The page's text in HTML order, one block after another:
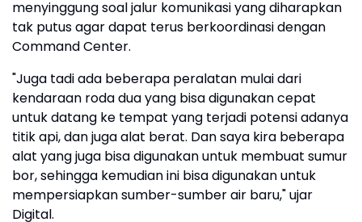
menyinggung soal jalur komunikasi yang diharapkan
tak putus agar dapat terus berkoordinasi dengan
Command Center.
"Juga tadi ada beberapa peralatan mulai dari
kendaraan roda dua yang bisa digunakan cepat
untuk datang ke tempat yang terjadi potensi adanya
titik api, dan juga alat berat. Dan saya kira beberapa
alat yang juga bisa digunakan untuk membuat sumur
bor, sehingga kemudian ini bisa digunakan untuk
mempersiapkan sumber-sumber air baru," ujar
Digital.